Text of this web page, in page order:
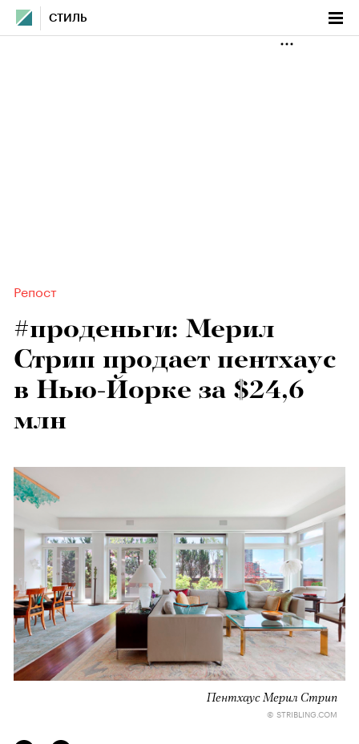
СТИЛЬ
Репост
#проденьги: Мерил
Стрип продает пентхаус
в Нью-Йорке за $24,6
млн
Пентхаус Мерил Стрип
© STRIBLING.COM